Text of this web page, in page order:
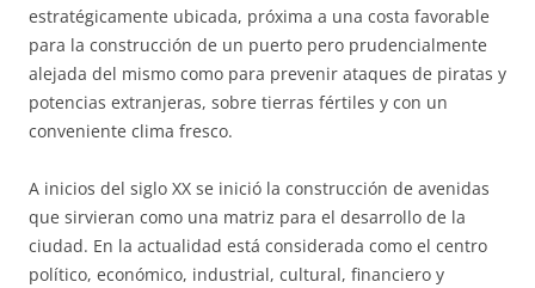
estratégicamente ubicada, próxima a una costa favorable
para la construcción de un puerto pero prudencialmente
alejada del mismo como para prevenir ataques de piratas y
potencias extranjeras, sobre tierras fértiles y con un
conveniente clima fresco.
A inicios del siglo XX se inició la construcción de avenidas
que sirvieran como una matriz para el desarrollo de la
ciudad. En la actualidad está considerada como el centro
político, económico, industrial, cultural, financiero y